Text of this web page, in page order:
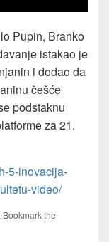
Pupin, Branko
istakao je
i dodao da
češće
podstaknu
za 21.
5-inovacija-
video/
. Bookmark the